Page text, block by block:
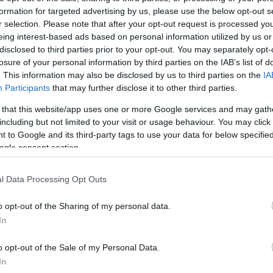
for targeted advertising by us, please use the below opt-out
selection. Please note that after your opt-out request is processed
interest-based ads based on personal information utilized by us
to third parties prior to your opt-out. You may separately
of your personal information by third parties on the IAB’s list of
This information may also be disclosed by us to third parties on the
Participants that may further disclose it to other third parties.
that this website/app uses one or more Google services and may
but not limited to your visit or usage behaviour. You may
to Google and its third-party tags to use your data for below
consent section.
Data Processing Opt Outs
opt-out of the Sharing of my personal data.
opt-out of the Sale of my Personal Data.
Jelszó Emlékezzen rám
Regisztráció
szaknévsora
KERTÉSZ ÉS KERTÉSZET REGISZTRÁCIÓ NÖVÉNYKATALÓGUS
143
7
16
6
7
3
4
3
143
7
16
6
7
3
4 3